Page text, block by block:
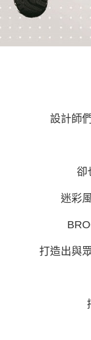
設計師
卻
迷彩
打造出與